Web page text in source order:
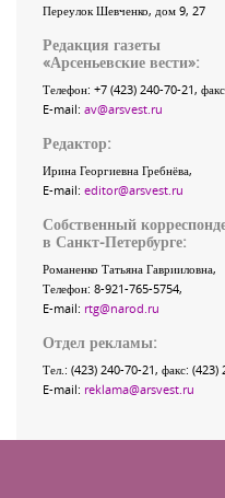
Переулок Шевченко, дом 9, 27
Редакция газеты
«Арсеньевские вести»:
Телефон: +7 (423) 240-70-21,
E-mail: av@arsvest.ru
Редактор:
Ирина Георгиевна Гребнёва,
E-mail: editor@arsvest.ru
Собственный
в Санкт-Петербурге:
Романенко Татьяна Гаврииловна,
Телефон: 8-921-765-5754,
E-mail: rtg@narod.ru
Отдел рекламы:
Тел.: (423) 240-70-21, факс: (423)
E-mail: reklama@arsvest.ru